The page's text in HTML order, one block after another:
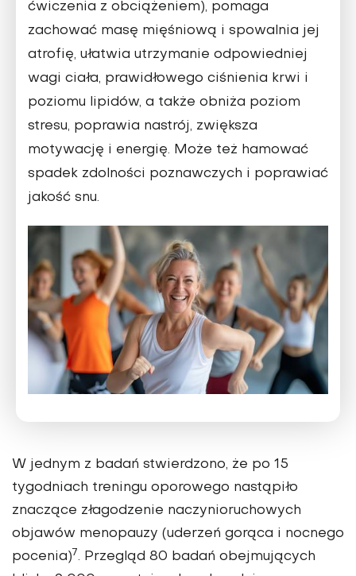
ćwiczenia z obciążeniem), pomaga
zachować masę mięśniową i spowalnia jej
atrofię, ułatwia utrzymanie odpowiedniej
wagi ciała, prawidłowego ciśnienia krwi i
poziomu lipidów, a także obniża poziom
stresu, poprawia nastrój, zwiększa
motywację i energię. Może też hamować
spadek zdolności poznawczych i poprawiać
jakość snu.
W jednym z badań stwierdzono, że po 15
tygodniach treningu oporowego nastąpiło
znaczące złagodzenie naczynioruchowych
objawów menopauzy (uderzeń gorąca i nocnego
pocenia)7. Przegląd 80 badań obejmujących